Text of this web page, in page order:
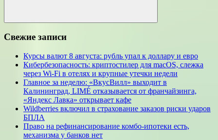
Поиск
Свежие записи
Курсы валют 8 августа: рубль упал к доллару и евро
Кибербезопасность: криптостилер для macOS, слежка
через Wi-Fi в отелях и крупные утечки недели
Главное за неделю: «ВкусВилл» выходит в
Калининград, LIMÉ отказывается от франчайзинга,
«Яндекс Лавка» открывает кафе
Wildberries включил в страхование заказов риски ударов
БПЛА
Право на рефинансирование комбо-ипотеки есть,
механизма у банков нет